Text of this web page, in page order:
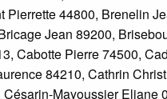
44800, Brenelin
Jean 89200,
Cabotte Pierre 74500,
84210, Cathrin
Mayoussier Eliane